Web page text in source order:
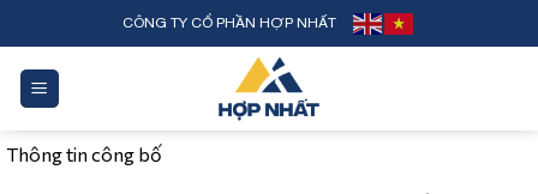
to
content
CÔNG TY CỔ PHẦN HỢP NHẤT
Thông tin công bố